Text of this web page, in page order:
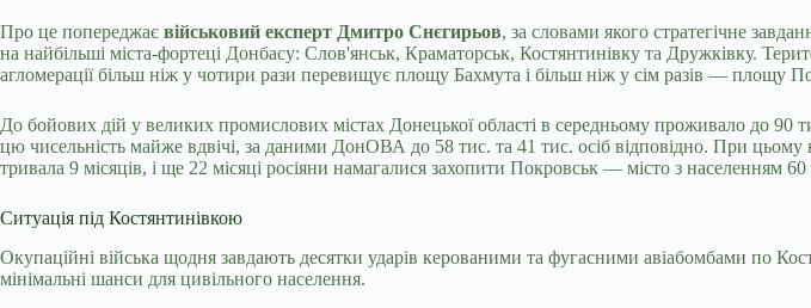
Про це попереджає військовий експерт Дмитро Снєгирьов, за словами якого стратегічне
на найбільші міста-фортеці Донбасу: Слов'янськ, Краматорськ, Костянтинівку та Дружківку.
агломерації більш ніж у чотири рази перевищує площу Бахмута і більш ніж у сім разів — площу
До бойових дій у великих промислових містах Донецької області в середньому проживало до 90
цю чисельність майже вдвічі, за даними ДонОВА до 58 тис. та 41 тис. осіб відповідно. При
тривала 9 місяців, і ще 22 місяці росіяни намагалися захопити Покровськ — місто з населенням 60
Ситуація під Костянтинівкою
Окупаційні війська щодня завдають десятки ударів керованими та фугасними авіабомбами по
мінімальні шанси для цивільного населення.